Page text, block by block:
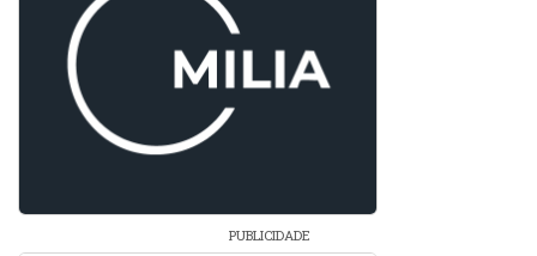
PUBLICIDADE